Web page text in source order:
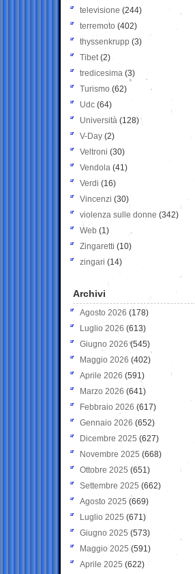
televisione(244)
terremoto (402)
thyssenkrupp (3)
Tibet(2)
tredicesima (3)
Turismo (62)
Udc (64)
Università (128)
V-Day (2)
Veltroni (30)
Vendola (41)
Verdi (16)
Vincenzi (30)
violenza sulle donne (342)
Web (1)
Zingaretti (10)
zingari (14)
Archivi
Agosto 2026 (178)
Luglio 2026 (613)
Giugno 2026 (545)
Maggio 2026 (402)
Aprile 2026 (591)
Marzo 2026 (641)
Febbraio 2026 (617)
Gennaio 2026 (652)
Dicembre 2025 (627)
Novembre 2025 (668)
Ottobre 2025 (651)
Settembre 2025 (662)
Agosto 2025 (669)
Luglio 2025 (671)
Giugno 2025 (573)
Maggio 2025 (591)
Aprile 2025 (622)